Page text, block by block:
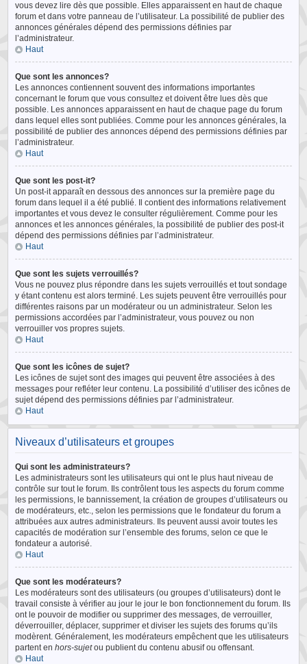
vous devez lire dès que possible. Elles apparaissent en haut de chaque
forum et dans votre panneau de l’utilisateur. La possibilité de publier des
annonces générales dépend des permissions définies par
l’administrateur.
Haut
Que sont les annonces?
Les annonces contiennent souvent des informations importantes
concernant le forum que vous consultez et doivent être lues dès que
possible. Les annonces apparaissent en haut de chaque page du forum
dans lequel elles sont publiées. Comme pour les annonces générales, la
possibilité de publier des annonces dépend des permissions définies par
l’administrateur.
Haut
Que sont les post-it?
Un post-it apparaît en dessous des annonces sur la première page du
forum dans lequel il a été publié. Il contient des informations relativement
importantes et vous devez le consulter régulièrement. Comme pour les
annonces et les annonces générales, la possibilité de publier des post-it
dépend des permissions définies par l’administrateur.
Haut
Que sont les sujets verrouillés?
Vous ne pouvez plus répondre dans les sujets verrouillés et tout sondage
y étant contenu est alors terminé. Les sujets peuvent être verrouillés pour
différentes raisons par un modérateur ou un administrateur. Selon les
permissions accordées par l’administrateur, vous pouvez ou non
verrouiller vos propres sujets.
Haut
Que sont les icônes de sujet?
Les icônes de sujet sont des images qui peuvent être associées à des
messages pour refléter leur contenu. La possibilité d’utiliser des icônes de
sujet dépend des permissions définies par l’administrateur.
Haut
Niveaux d’utilisateurs et groupes
Qui sont les administrateurs?
Les administrateurs sont les utilisateurs qui ont le plus haut niveau de
contrôle sur tout le forum. Ils contrôlent tous les aspects du forum comme
les permissions, le bannissement, la création de groupes d’utilisateurs ou
de modérateurs, etc., selon les permissions que le fondateur du forum a
attribuées aux autres administrateurs. Ils peuvent aussi avoir toutes les
capacités de modération sur l’ensemble des forums, selon ce que le
fondateur a autorisé.
Haut
Que sont les modérateurs?
Les modérateurs sont des utilisateurs (ou groupes d’utilisateurs) dont le
travail consiste à vérifier au jour le jour le bon fonctionnement du forum. Ils
ont le pouvoir de modifier ou supprimer des messages, de verrouiller,
déverrouiller, déplacer, supprimer et diviser les sujets des forums qu’ils
modèrent. Généralement, les modérateurs empêchent que les utilisateurs
partent enhors-sujetou publient du contenu abusif ou offensant.
Haut